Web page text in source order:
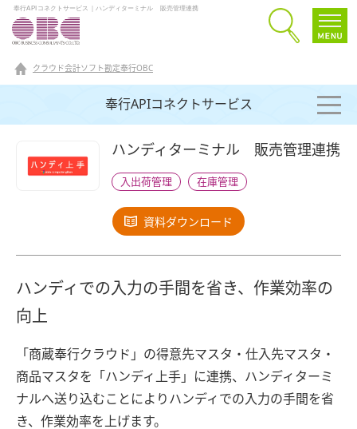
奉行APIコネクトサービス｜ハンディターミナル 販売管理連携
クラウド会計ソフト勘定奉行OBC
奉行APIコネクトサービス
ハンディターミナル 販売管理連携
入出荷管理 在庫管理
資料ダウンロード
ハンディでの入力の手間を省き、作業効率の
向上
「商蔵奉行クラウド」の得意先マスタ・仕入先マスタ・
商品マスタを「ハンディ上手」に連携、ハンディターミ
ナルへ送り込むことによりハンディでの入力の手間を省
き、作業効率を上げます。